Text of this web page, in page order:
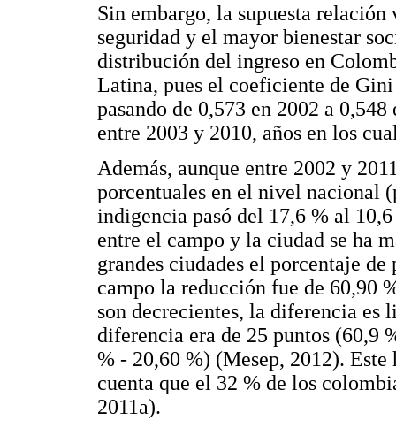
Sin embargo, la supuesta
seguridad y el mayor bienestar
distribución del ingreso en
Latina, pues el coeficiente de
pasando de 0,573 en 2002 a
entre 2003 y 2010, años en los
Además, aunque entre 2002 y
porcentuales en el nivel nacional
indigencia pasó del 17,6 % al
entre el campo y la ciudad se ha
grandes ciudades el porcentaje
campo la reducción fue de 60,90
son decrecientes, la diferencia es
diferencia era de 25 puntos (60,9
% - 20,60 %) (Mesep, 2012). Este
cuenta que el 32 % de los
2011a).